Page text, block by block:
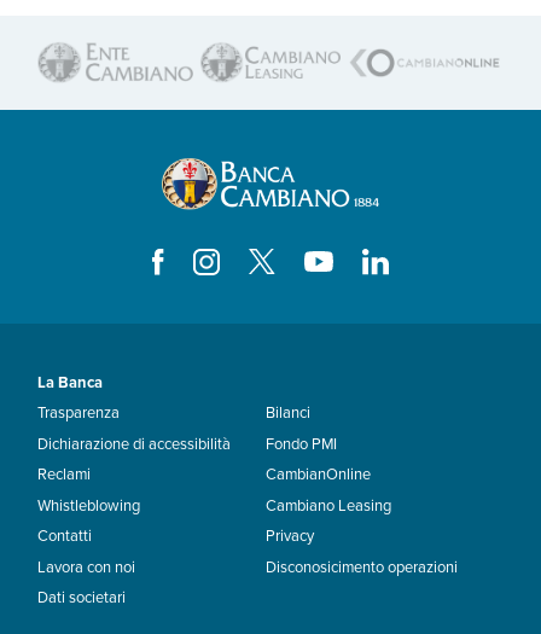
La Banca
Trasparenza
Dichiarazione di accessibilità
Reclami
Whistleblowing
Contatti
Lavora con noi
Dati societari
Bilanci
Fondo PMI
CambianOnline
Cambiano Leasing
Privacy
Disconosicimento operazioni